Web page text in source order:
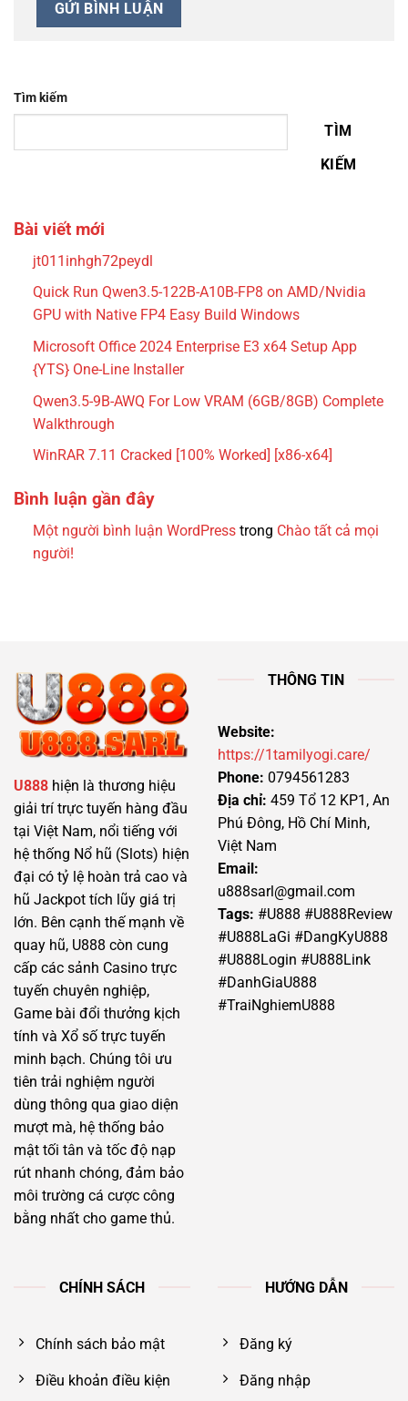
Tìm kiếm
TÌM
KIẾM
Bài viết mới
jt011inhgh72peydl
Quick Run Qwen3.5-122B-A10B-FP8 on AMD/Nvidia
GPU with Native FP4 Easy Build Windows
Microsoft Office 2024 Enterprise E3 x64 Setup App
{YTS} One-Line Installer
Qwen3.5-9B-AWQ For Low VRAM (6GB/8GB) Complete
Walkthrough
WinRAR 7.11 Cracked [100% Worked] [x86-x64]
Bình luận gần đây
Một người bình luận WordPresstrong Chào tất cả mọi
người!
U888 hiện là thương hiệu
giải trí trực tuyến hàng đầu
tại Việt Nam, nổi tiếng với
hệ thống Nổ hũ (Slots) hiện
đại có tỷ lệ hoàn trả cao và
hũ Jackpot tích lũy giá trị
lớn. Bên cạnh thế mạnh về
quay hũ, U888 còn cung
cấp các sảnh Casino trực
tuyến chuyên nghiệp,
Game bài đổi thưởng kịch
tính và Xổ số trực tuyến
minh bạch. Chúng tôi ưu
tiên trải nghiệm người
dùng thông qua giao diện
mượt mà, hệ thống bảo
mật tối tân và tốc độ nạp
rút nhanh chóng, đảm bảo
môi trường cá cược công
bằng nhất cho game thủ.
THÔNG TIN
Website:
https://1tamilyogi.care/
Phone: 0794561283
Địa chỉ: 459 Tổ 12 KP1, An
Phú Đông, Hồ Chí Minh,
Việt Nam
Email:
u888sarl@gmail.com
Tags: #U888 #U888Review
#U888LaGi #DangKyU888
#U888Login #U888Link
#DanhGiaU888
#TraiNghiemU888
CHÍNH SÁCH
Chính sách bảo mật
Điều khoản điều kiện
HƯỚNG DẪN
Đăng ký
Đăng nhập